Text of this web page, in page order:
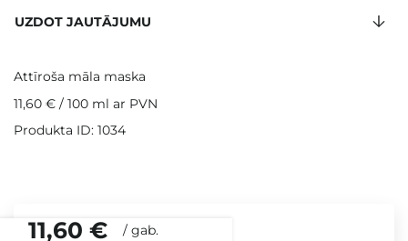
11,60 € / gab.
UZDOT JAUTĀJUMU
Attīroša māla maska
11,60 € / 100 ml ar PVN
Produkta ID: 1034